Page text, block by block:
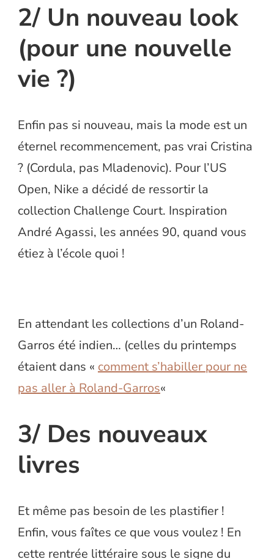
2/ Un nouveau look
(pour une nouvelle
vie ?)
Enfin pas si nouveau, mais la mode est un
éternel recommencement, pas vrai Cristina
? (Cordula, pas Mladenovic). Pour l’US
Open, Nike a décidé de ressortir la
collection Challenge Court. Inspiration
André Agassi, les années 90, quand vous
étiez à l’école quoi !
En attendant les collections d’un Roland-
Garros été indien… (celles du printemps
étaient dans « comment s’habiller pour ne
pas aller à Roland-Garros«
3/ Des nouveaux
livres
Et même pas besoin de les plastifier !
Enfin, vous faîtes ce que vous voulez ! En
cette rentrée littéraire sous le signe du